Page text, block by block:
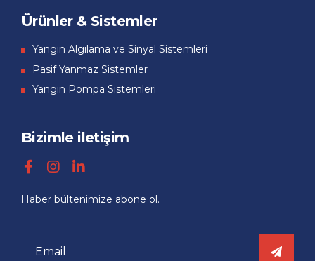
Ürünler & Sistemler
Yangın Algılama ve Sinyal Sistemleri
Pasif Yanmaz Sistemler
Yangın Pompa Sistemleri
Bizimle iletişim
Haber bültenimize abone ol.